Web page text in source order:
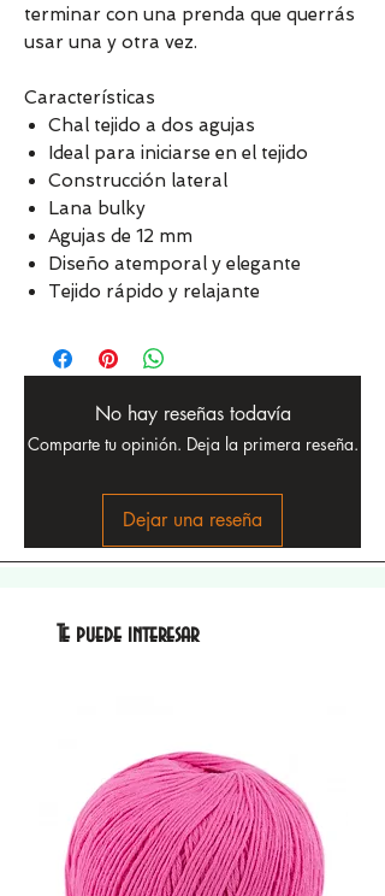
terminar con una prenda que querrás
usar una y otra vez.
Características
Chal tejido a dos agujas
Ideal para iniciarse en el tejido
Construcción lateral
Lana bulky
Agujas de 12 mm
Diseño atemporal y elegante
Tejido rápido y relajante
No hay reseñas todavía
Comparte tu opinión. Deja la primera reseña.
Dejar una reseña
Te puede interesar